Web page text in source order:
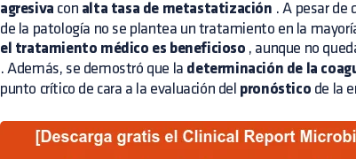
agresiva con alta tasa de metastatización . A pesar de
de la patología no se plantea un tratamiento en la
el tratamiento médico es beneficioso , aunque no
. Además, se demostró que la determinación de la
punto crítico de cara a la evaluación del pronóstico de la